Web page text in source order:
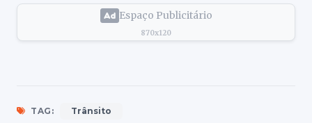
Espaço Publicitário
870x120
TAG: Trânsito